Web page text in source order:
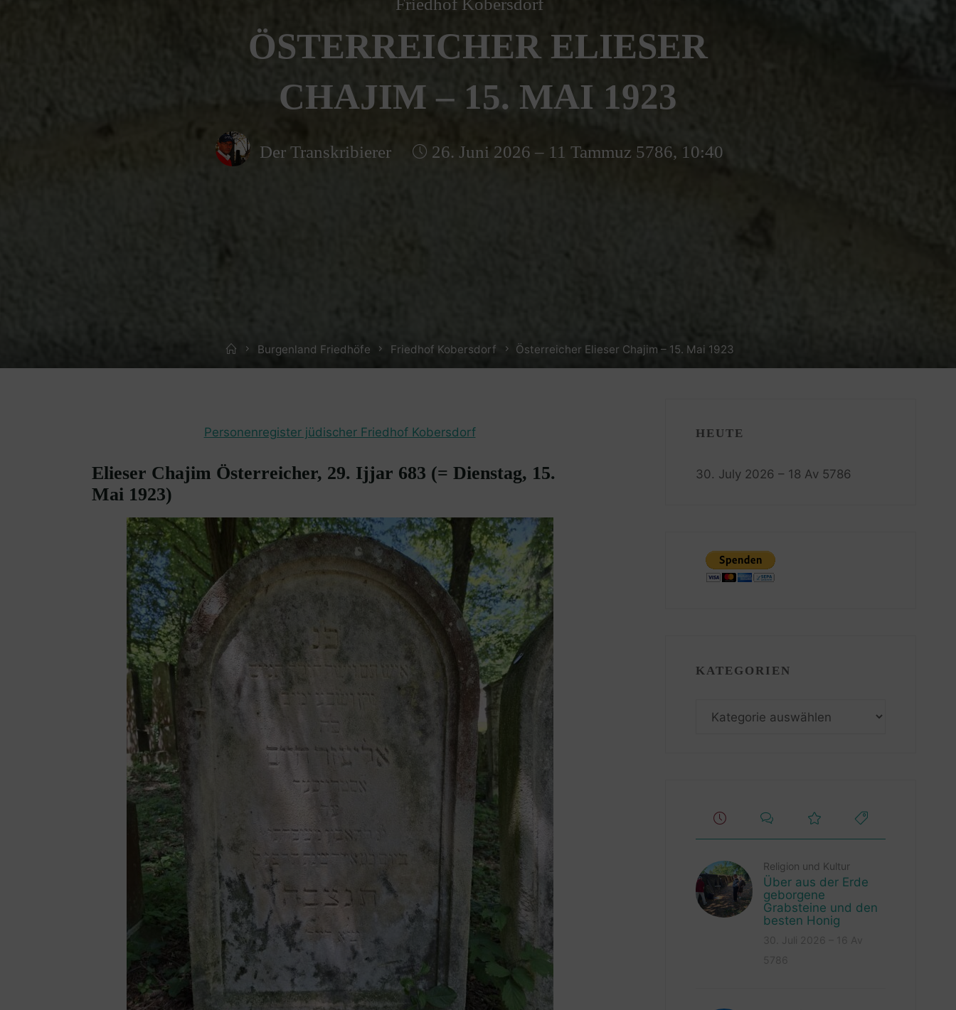
Friedhof Kobersdorf
ÖSTERREICHER ELIESER
CHAJIM – 15. MAI 1923
Der Transkribierer 26. Juni 2026 – 11 Tammuz 5786, 10:40
HomeBurgenland Friedhöfe Friedhof Kobersdorf Österreicher Elieser Chajim – 15. Mai 1923
Personenregister jüdischer Friedhof Kobersdorf
Elieser Chajim Österreicher, 29. Ijjar 683 (= Dienstag, 15.
Mai 1923)
HEUTE
30. July 2026 – 18 Av 5786
KATEGORIEN
Religion und Kultur
Über aus der Erde
geborgene
Grabsteine und den
besten Honig